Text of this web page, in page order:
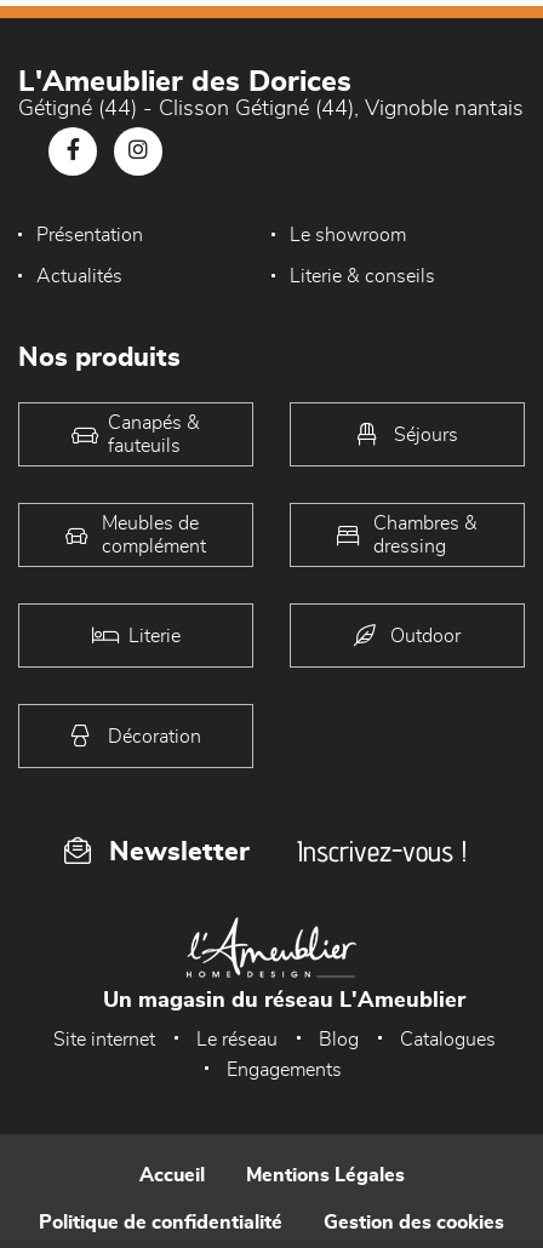
L'Ameublier des Dorices
Gétigné (44) - Clisson Gétigné (44), Vignoble nantais
Présentation Le showroom
Actualités Literie & conseils
Nos produits
Canapés &
fauteuils
Séjours
Meubles de
complément
Chambres &
dressing
Literie Outdoor
Décoration
Newsletter Inscrivez-vous !
Un magasin du réseau L'Ameublier
Site internet Le réseau Blog
Catalogues
Engagements
Accueil Mentions Légales
Politique de confidentialité Gestion des cookies